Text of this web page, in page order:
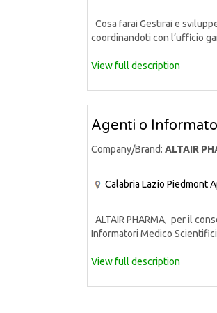
Cosa farai Gestirai e
coordinandoti con l’ufficio
View full description
Agenti o
Company/Brand: ALTAIR
Calabria Lazio Piedmont
ALTAIR PHARMA, per il
Informatori Medico
View full description